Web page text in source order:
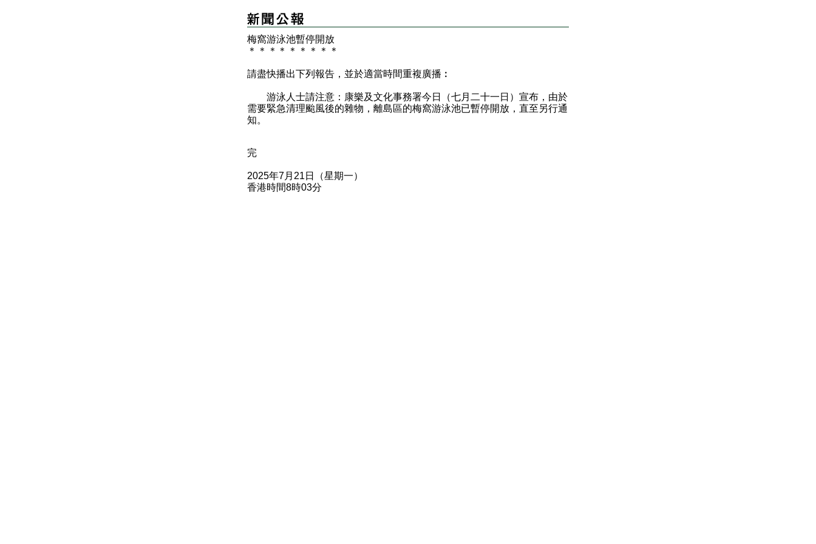
梅窩游泳池暫停開放
＊
＊ ＊ ＊ ＊ ＊ ＊ ＊ ＊
請盡快播出下列報告，並於適當時間重複廣播︰
游泳人士請注意：康樂及文化事務署今日（七月二十一日）宣布，由於
需要緊急清理颱風後的雜物，離島區的梅窩游泳池已暫停開放，直至另行通
知。
完
2025年7月21日（星期一）
香港時間8時03分